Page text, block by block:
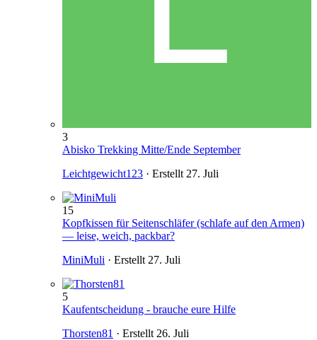
3
Abisko Trekking Mitte/Ende September
Leichtgewicht123 · Erstellt 27. Juli
15
Kopfkissen für Seitenschläfer (schlafe auf den Armen)
— leise, weich, packbar?
MiniMuli · Erstellt 27. Juli
5
Kaufentscheidung - brauche eure Hilfe
Thorsten81 · Erstellt 26. Juli